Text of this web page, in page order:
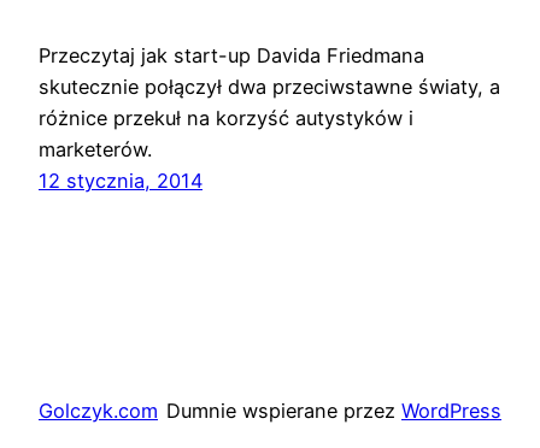
Przeczytaj jak start-up Davida Friedmana
skutecznie połączył dwa przeciwstawne światy, a
różnice przekuł na korzyść autystyków i
marketerów.
12 stycznia, 2014
Golczyk.com Dumnie wspierane przez WordPress